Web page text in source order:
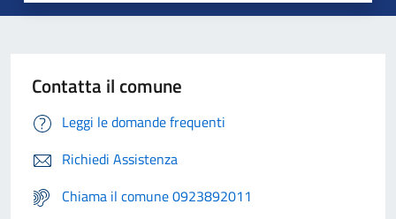
Contatta il comune
Leggi le domande frequenti
Richiedi Assistenza
Chiama il comune 0923892011